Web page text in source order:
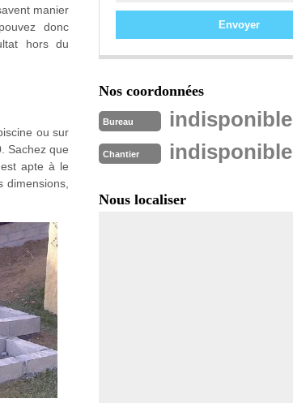
manier
donc
hors du
ou sur
Sachez que
apte à le
Nos coordonnées
Bureau indisponible
Chantier indisponible
Nous localiser